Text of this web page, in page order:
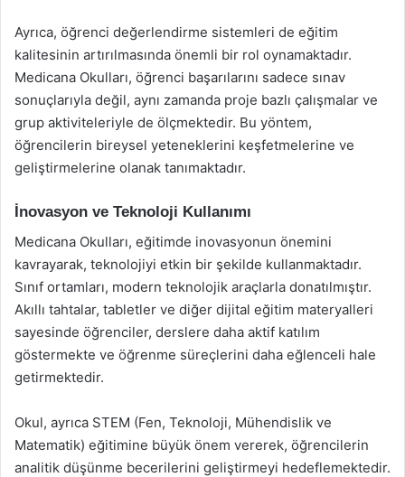
Ayrıca, öğrenci değerlendirme sistemleri de eğitim
kalitesinin artırılmasında önemli bir rol oynamaktadır.
Medicana Okulları, öğrenci başarılarını sadece sınav
sonuçlarıyla değil, aynı zamanda proje bazlı çalışmalar ve
grup aktiviteleriyle de ölçmektedir. Bu yöntem,
öğrencilerin bireysel yeteneklerini keşfetmelerine ve
geliştirmelerine olanak tanımaktadır.
İnovasyon ve Teknoloji Kullanımı
Medicana Okulları, eğitimde inovasyonun önemini
kavrayarak, teknolojiyi etkin bir şekilde kullanmaktadır.
Sınıf ortamları, modern teknolojik araçlarla donatılmıştır.
Akıllı tahtalar, tabletler ve diğer dijital eğitim materyalleri
sayesinde öğrenciler, derslere daha aktif katılım
göstermekte ve öğrenme süreçlerini daha eğlenceli hale
getirmektedir.
Okul, ayrıca STEM (Fen, Teknoloji, Mühendislik ve
Matematik) eğitimine büyük önem vererek, öğrencilerin
analitik düşünme becerilerini geliştirmeyi hedeflemektedir.